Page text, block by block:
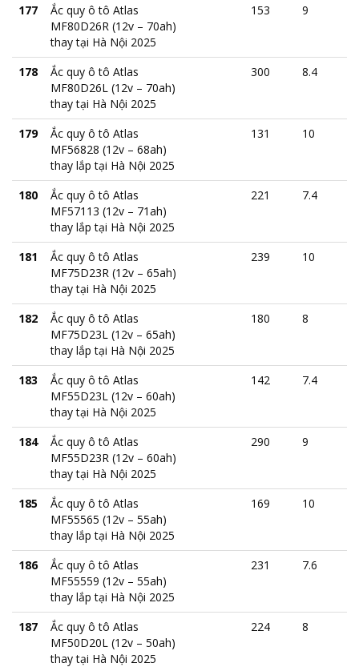
177
Ắc quy ô tô Atlas
MF80D26R (12v – 70ah)
thay tại Hà Nội 2025
153 9
178
Ắc quy ô tô Atlas
MF80D26L (12v – 70ah)
thay tại Hà Nội 2025
300 8.4
179
Ắc quy ô tô Atlas
MF56828 (12v – 68ah)
thay lắp tại Hà Nội 2025
131 10
180
Ắc quy ô tô Atlas
MF57113 (12v – 71ah)
thay lắp tại Hà Nội 2025
221 7.4
181
Ắc quy ô tô Atlas
MF75D23R (12v – 65ah)
thay tại Hà Nội 2025
239 10
182
Ắc quy ô tô Atlas
MF75D23L (12v – 65ah)
thay lắp tại Hà Nội 2025
180 8
183
Ắc quy ô tô Atlas
MF55D23L (12v – 60ah)
thay tại Hà Nội 2025
142 7.4
184
Ắc quy ô tô Atlas
MF55D23R (12v – 60ah)
thay tại Hà Nội 2025
290 9
185
Ắc quy ô tô Atlas
MF55565 (12v – 55ah)
thay lắp tại Hà Nội 2025
169 10
186
Ắc quy ô tô Atlas
MF55559 (12v – 55ah)
thay lắp tại Hà Nội 2025
231 7.6
187
Ắc quy ô tô Atlas
MF50D20L (12v – 50ah)
thay tại Hà Nội 2025
224 8